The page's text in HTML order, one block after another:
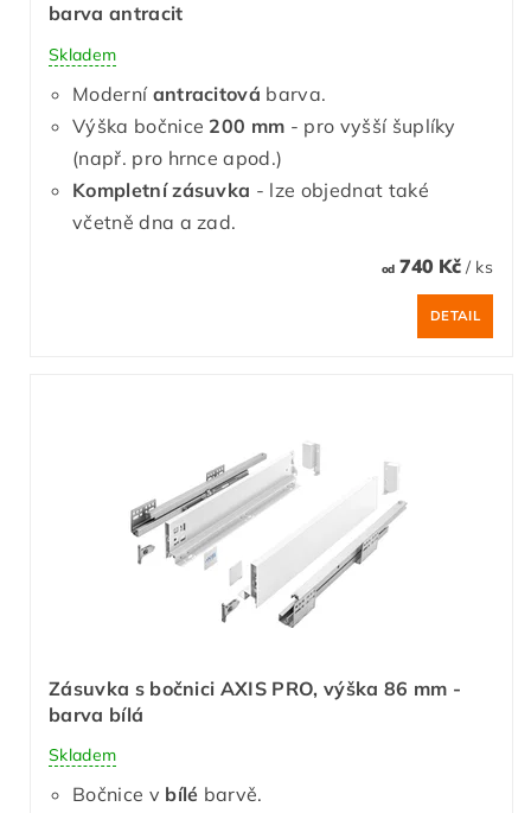
barva antracit
Skladem
Moderní antracitová barva.
Výška bočnice 200 mm - pro vyšší šuplíky
(např. pro hrnce apod.)
Kompletní zásuvka - lze objednat také
včetně dna a zad.
od740 Kč / ks
DETAIL
Zásuvka s bočnici AXIS PRO, výška 86 mm -
barva bílá
Skladem
Bočnice v bílé barvě.